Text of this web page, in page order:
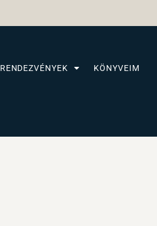
RENDEZVÉNYEK KÖNYVEIM